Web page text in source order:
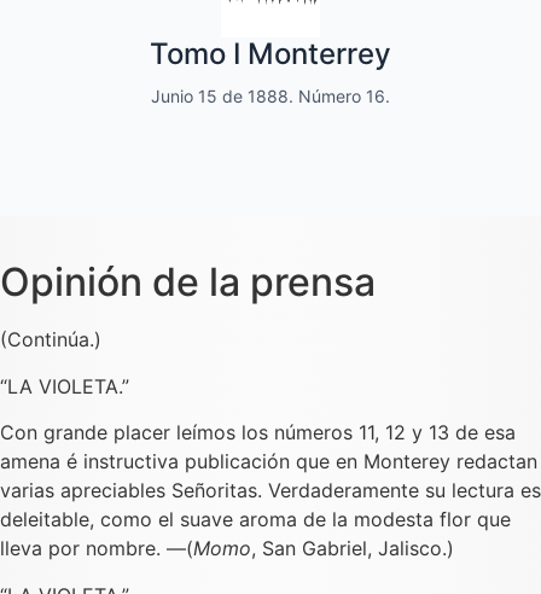
Tomo I Monterrey
Junio 15 de 1888. Número 16.
y de variedades
Dedicado a las familias.
Opinión de la prensa
(Continúa.)
“LA VIOLETA.”
Con grande placer leímos los números 11, 12 y 13 de esa
amena é instructiva publicación que en Monterey redactan
varias apreciables Señoritas. Verdaderamente su lectura es
deleitable, como el suave aroma de la modesta flor que
lleva por nombre. —(Momo, San Gabriel, Jalisco.)